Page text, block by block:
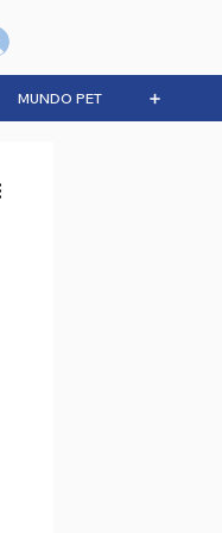
MUNDO PET ➕